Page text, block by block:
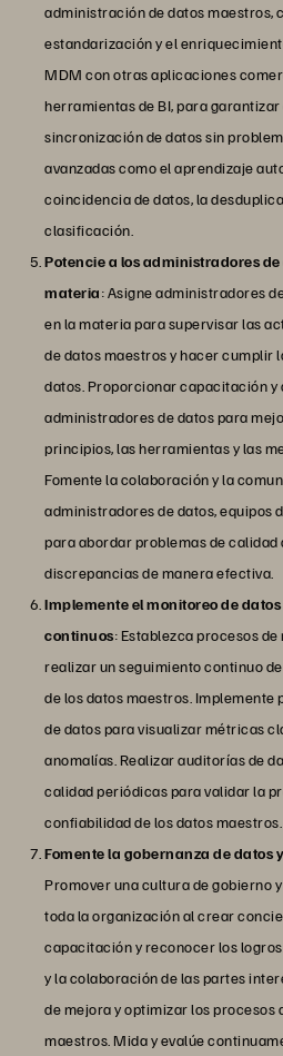
administración de datos maestros,
estandarización y el
MDM con otras aplicaciones
herramientas de BI, para
sincronización de datos sin
avanzadas como el aprendizaje
coincidencia de datos, la
clasificación.
Potencie a los administradores
materia: Asigne administradores
en la materia para supervisar las
de datos maestros y hacer cumplir
datos. Proporcionar capacitación y
administradores de datos para
principios, las herramientas y las
Fomente la colaboración y la
administradores de datos, equipos
para abordar problemas de calidad
discrepancias de manera efectiva.
Implemente el monitoreo de
continuos: Establezca procesos
realizar un seguimiento continuo
de los datos maestros. Implemente
de datos para visualizar métricas
anomalías. Realizar auditorías de
calidad periódicas para validar la
confiabilidad de los datos maestros.
Fomente la gobernanza de datos
Promover una cultura de gobierno
toda la organización al crear
capacitación y reconocer los
y la colaboración de las partes
de mejora y optimizar los procesos
maestros. Mida y evalúe